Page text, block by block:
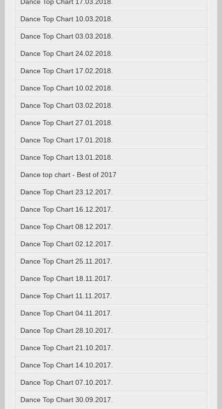
Dance Top Chart 10.03.2018.
Dance Top Chart 03.03.2018.
Dance Top Chart 24.02.2018.
Dance Top Chart 17.02.2018.
Dance Top Chart 10.02.2018.
Dance Top Chart 03.02.2018.
Dance Top Chart 27.01.2018.
Dance Top Chart 17.01.2018.
Dance Top Chart 13.01.2018.
Dance top chart - Best of 2017
Dance Top Chart 23.12.2017.
Dance Top Chart 16.12.2017.
Dance Top Chart 08.12.2017.
Dance Top Chart 02.12.2017.
Dance Top Chart 25.11.2017.
Dance Top Chart 18.11.2017.
Dance Top Chart 11.11.2017.
Dance Top Chart 04.11.2017.
Dance Top Chart 28.10.2017.
Dance Top Chart 21.10.2017.
Dance Top Chart 14.10.2017.
Dance Top Chart 07.10.2017.
Dance Top Chart 30.09.2017.